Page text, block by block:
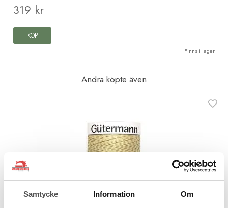
Samtycke Information Om
319 kr
KÖP
Finns i lager
Andra köpte även